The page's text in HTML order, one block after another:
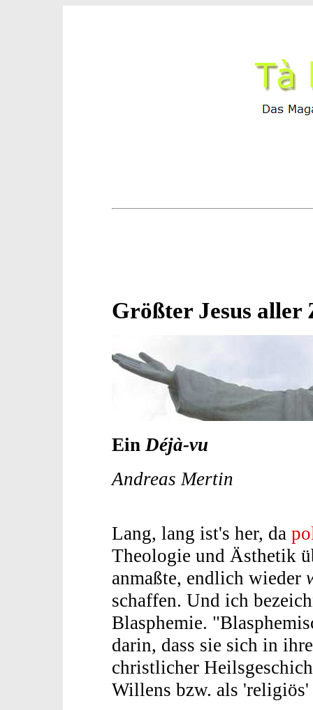
Größter Jesus aller
Ein Déjà-vu
Andreas Mertin
Lang, lang ist's her, da
Theologie und Ästhetik
anmaßte, endlich wieder
schaffen. Und ich
Blasphemie.
darin, dass sie sich in
christlicher
Willens bzw. als